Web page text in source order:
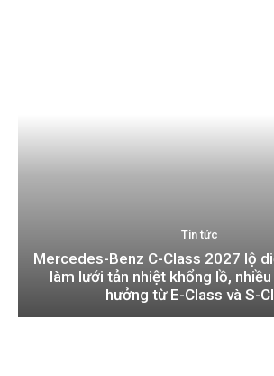
Tin tức
Mercedes-Benz C-Class 2027 lộ
làm lưới tản nhiệt khổng lồ,
hưởng từ E-Class và S-